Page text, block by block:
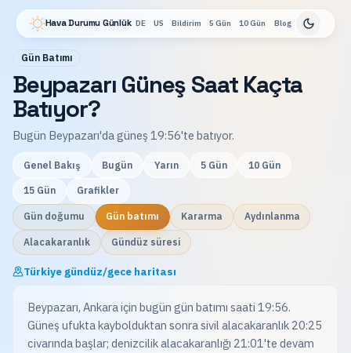
Hava Durumu Günlük DE US Bildirim 5 Gün 10 Gün Blog
Gün Batımı
Beypazarı Güneş Saat Kaçta
Batıyor?
Bugün Beypazarı'da güneş 19:56'te batıyor.
Genel Bakış Bugün Yarın 5 Gün 10 Gün
15 Gün Grafikler
Gün doğumu Gün batımı Kararma Aydınlanma
Alacakaranlık Gündüz süresi
Türkiye gündüz/gece haritası
Beypazarı, Ankara için bugün gün batımı saati 19:56.
Güneş ufukta kaybolduktan sonra sivil alacakaranlık 20:25
civarında başlar; denizcilik alacakaranlığı 21:01'te devam